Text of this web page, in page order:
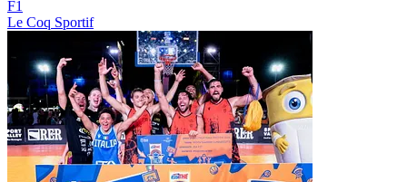
F1
Le Coq Sportif